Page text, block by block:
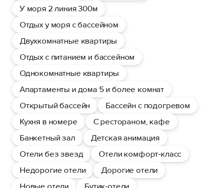
У моря 2 линия 300м
Отдых у моря с бассейном
Двухкомнатные квартиры
Отдых с питанием и бассейном
Однокомнатные квартиры
Апартаменты и дома 5 и более комнат
Открытый бассейн
Бассейн с подогревом
Кухня в номере
С рестораном, кафе
Банкетный зал
Детская анимация
Отели без звезд
Отели комфорт-класс
Недорогие отели
Дорогие отели